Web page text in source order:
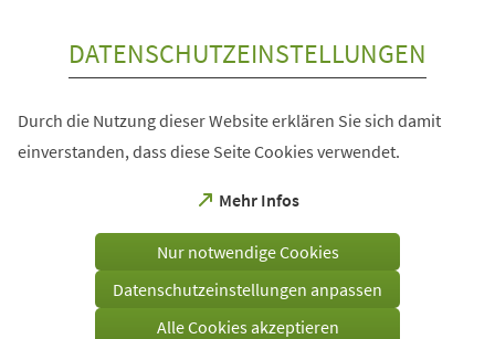
DATENSCHUTZEINSTELLUNGEN
Durch die Nutzung dieser Website erklären Sie sich damit
einverstanden, dass diese Seite Cookies verwendet.
Mehr Infos
(Öffnet
einem
Tab)
Nur notwendige Cookies
Datenschutzeinstellungen anpassen
Alle Cookies akzeptieren